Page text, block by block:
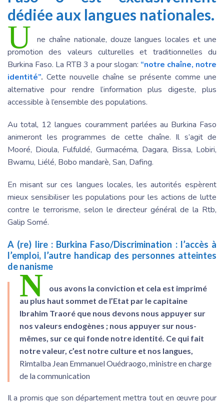
dédiée aux langues nationales.
U ne chaîne nationale, douze langues locales et une
promotion des valeurs culturelles et traditionnelles du
Burkina Faso. La RTB 3 a pour slogan: “notre chaîne, notre
identité”. Cette nouvelle chaîne se présente comme une
alternative pour rendre l’information plus digeste, plus
accessible à l’ensemble des populations.
Au total, 12 langues couramment parlées au Burkina Faso
animeront les programmes de cette chaîne. Il s’agit de
Mooré, Dioula, Fulfuldé, Gurmacéma, Dagara, Bissa, Lobiri,
Bwamu, Liélé, Bobo mandarè, San, Dafing.
En misant sur ces langues locales, les autorités espèrent
mieux sensibiliser les populations pour les actions de lutte
contre le terrorisme, selon le directeur général de la Rtb,
Galip Somé.
A (re) lire : Burkina Faso/Discrimination : l’accès à
l’emploi, l’autre handicap des personnes atteintes
de nanisme
N
ous avons la conviction et cela est imprimé
au plus haut sommet de l’Etat par le capitaine
Ibrahim Traoré que nous devons nous appuyer sur
nos valeurs endogènes ; nous appuyer sur nous-
mêmes, sur ce qui fonde notre identité. Ce qui fait
notre valeur, c’est notre culture et nos langues,
Rimtalba Jean Emmanuel Ouédraogo, ministre en charge
de la communication
Il a promis que son département mettra tout en œuvre pour